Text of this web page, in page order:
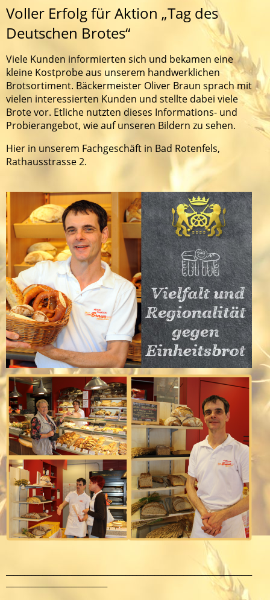
Voller Erfolg für Aktion „Tag des
Deutschen Brotes“
Viele Kunden informierten sich und bekamen eine
kleine Kostprobe aus unserem handwerklichen
Brotsortiment. Bäckermeister Oliver Braun sprach mit
vielen interessierten Kunden und stellte dabei viele
Brote vor. Etliche nutzten dieses Informations- und
Probierangebot, wie auf unseren Bildern zu sehen.
Hier in unserem Fachgeschäft in Bad Rotenfels,
Rathausstrasse 2.
____________________________________________________________________